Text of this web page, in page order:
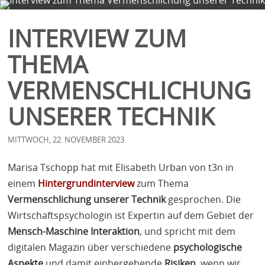
INTERVIEW ZUM
THEMA
VERMENSCHLICHUNG
UNSERER TECHNIK
MITTWOCH, 22. NOVEMBER 2023
Marisa Tschopp hat mit Elisabeth Urban von t3n in
einem Hintergrundinterviewzum Thema
Vermenschlichung unserer Technikgesprochen. Die
Wirtschaftspsychologin ist Expertin auf dem Gebiet der
Mensch-Maschine Interaktion, und spricht mit dem
digitalen Magazin über verschiedene psychologische